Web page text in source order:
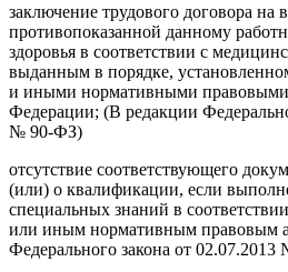
заключение трудового договора на
противопоказанной данному
здоровья в соответствии с
выданным в порядке,
и иными нормативными правовыми
Федерации; (В редакции
№ 90-ФЗ)
отсутствие соответствующего
(или) о квалификации, если
специальных знаний в
или иным нормативным правовым
Федерального закона от